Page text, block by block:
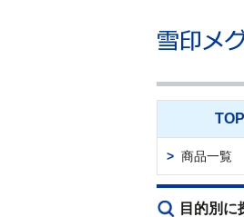
TOP
商品一覧
目的別に